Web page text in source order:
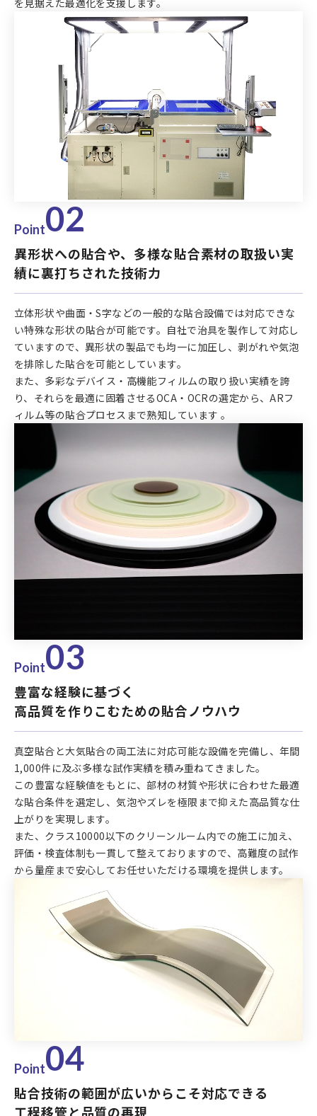
Point02
異形状への貼合や、多様な貼合素材の取扱い実
績に裏打ちされた技術力
立体形状や曲面・S字などの一般的な貼合設備では対応できな
い特殊な形状の貼合が可能です。自社で治具を製作して対応し
ていますので、異形状の製品でも均一に加圧し、剥がれや気泡
を排除した貼合を可能としています。
また、多彩なデバイス・高機能フィルムの取り扱い実績を誇
り、それらを最適に固着させるOCA・OCRの選定から、ARフ
ィルム等の貼合プロセスまで熟知しています 。
Point03
豊富な経験に基づく
高品質を作りこむための貼合ノウハウ
真空貼合と大気貼合の両工法に対応可能な設備を完備し、年間
1,000件に及ぶ多様な試作実績を積み重ねてきました。
この豊富な経験値をもとに、部材の材質や形状に合わせた最適
な貼合条件を選定し、気泡やズレを極限まで抑えた高品質な仕
上がりを実現します。
また、クラス10000以下のクリーンルーム内での施工に加え、
評価・検査体制も一貫して整えておりますので、高難度の試作
から量産まで安心してお任せいただける環境を提供します。
Point04
貼合技術の範囲が広いからこそ対応できる
工程移管と品質の再現